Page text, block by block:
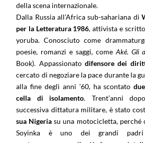
della scena internazionale.
Dalla Russia all’Africa sub-sahariana di
per la Letteratura 1986, attivista e
yoruba. Conosciuto come
poesie, romanzi e saggi, come Aké. Gli
Book). Appassionatodifensore dei
cercato di negoziare la pace durante la
alla fine degli anni ’60, ha scontato
cella di isolamento. Trent’anni
successiva dittatura militare, è stato
sua Nigeria su una motocicletta, perché
Soyinka è uno dei grandi padri